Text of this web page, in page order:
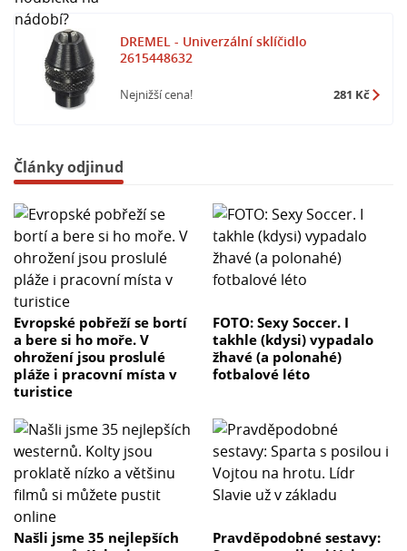
DREMEL - Univerzální sklíčidlo
2615448632
Nejnižší cena! 281 Kč
Články odjinud
Evropské pobřeží se bortí
a bere si ho moře. V
ohrožení jsou proslulé
pláže i pracovní místa v
turistice
FOTO: Sexy Soccer. I
takhle (kdysi) vypadalo
žhavé (a polonahé)
fotbalové léto
Našli jsme 35 nejlepších
Pravděpodobné sestavy: